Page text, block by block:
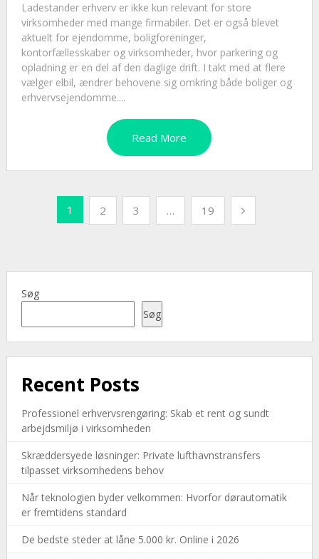
Ladestander erhverv er ikke kun relevant for store
virksomheder med mange firmabiler. Det er også blevet
aktuelt for ejendomme, boligforeninger,
kontorfællesskaber og virksomheder, hvor parkering og
opladning er en del af den daglige drift. I takt med at flere
vælger elbil, ændrer behovene sig omkring både boliger og
erhvervsejendomme....
Read More
Indlægsinddeling
1 2 3 … 19
Søg
Søg
Recent Posts
Professionel erhvervsrengøring: Skab et rent og sundt
arbejdsmiljø i virksomheden
Skræddersyede løsninger: Private lufthavnstransfers
tilpasset virksomhedens behov
Når teknologien byder velkommen: Hvorfor dørautomatik
er fremtidens standard
De bedste steder at låne 5.000 kr. Online i 2026